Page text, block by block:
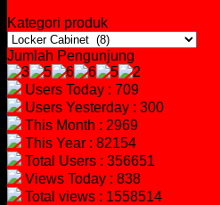
Kategori produk
Jumlah Pengunjung
Users Today : 709
Users Yesterday : 300
This Month : 2969
This Year : 82154
Total Users : 356651
Views Today : 838
Total views : 1558514